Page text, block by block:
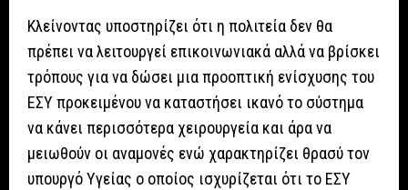
Κλείνοντας υποστηρίζει ότι η πολιτεία δεν θα
πρέπει να λειτουργεί επικοινωνιακά αλλά να βρίσκει
τρόπους για να δώσει μια προοπτική ενίσχυσης του
ΕΣΥ προκειμένου να καταστήσει ικανό το σύστημα
να κάνει περισσότερα χειρουργεία και άρα να
μειωθούν οι αναμονές ενώ χαρακτηρίζει θρασύ τον
υπουργό Υγείας ο οποίος ισχυρίζεται ότι το ΕΣΥ